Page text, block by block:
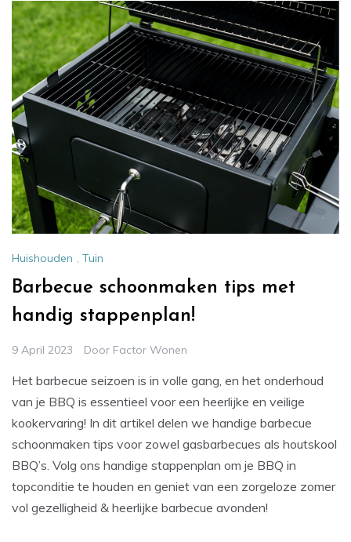
Huishouden , Tuin
Barbecue schoonmaken tips met
handig stappenplan!
9 April 2023 Door Factor Wonen
Het barbecue seizoen is in volle gang, en het onderhoud
van je BBQ is essentieel voor een heerlijke en veilige
kookervaring! In dit artikel delen we handige barbecue
schoonmaken tips voor zowel gasbarbecues als houtskool
BBQ’s. Volg ons handige stappenplan om je BBQ in
topconditie te houden en geniet van een zorgeloze zomer
vol gezelligheid & heerlijke barbecue avonden!